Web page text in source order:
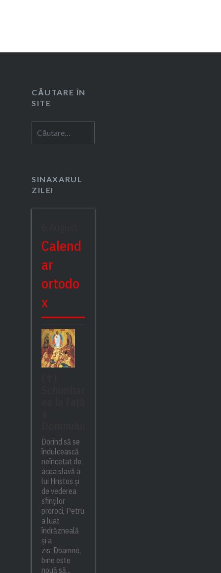
CĂUTARE ÎN
SITE
după:
SINAXARUL
ZILEI
Calend
ar
ortodo
x
Dorind să se
îndulcească
neîncetat de
acea slavă a
lui Hristos și
de vederea
sfinților
proroci, Petru
a luat
îndrăzneală
și a
zis: Doamne,
bine este
nouă să...